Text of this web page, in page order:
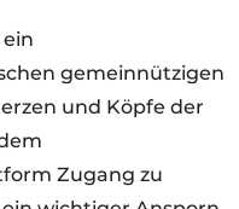
gemeinnützigen
und Köpfe der
Zugang zu